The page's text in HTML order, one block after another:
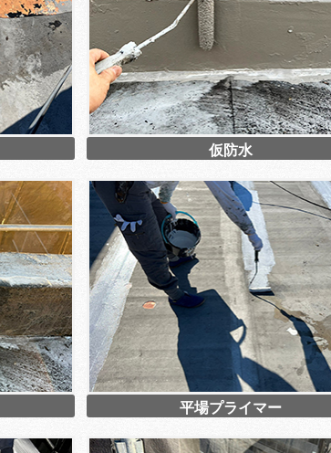
仮防水
平場プライマー